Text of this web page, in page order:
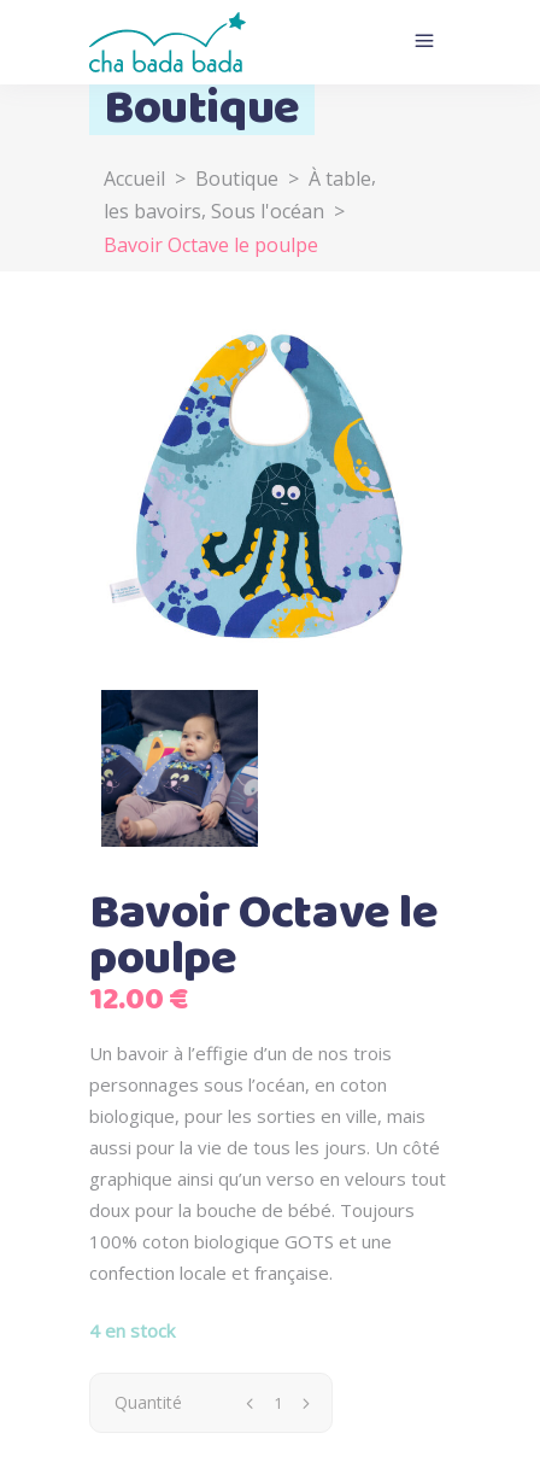
Boutique
Accueil > Boutique > À table,
les bavoirs, Sous l'océan >
Bavoir Octave le poulpe
Bavoir Octave le
poulpe
12.00€
Un bavoir à l’effigie d’un de nos trois
personnages sous l’océan, en coton
biologique, pour les sorties en ville, mais
aussi pour la vie de tous les jours. Un côté
graphique ainsi qu’un verso en velours tout
doux pour la bouche de bébé. Toujours
100% coton biologique GOTS et une
confection locale et française.
4 en stock
Bavoir
Quantité